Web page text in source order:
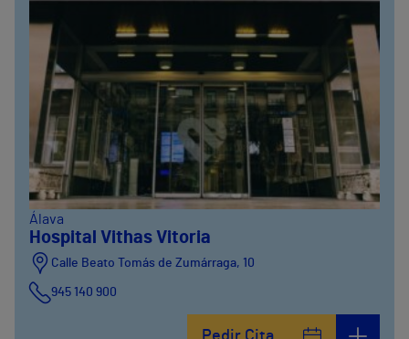
Álava
Hospital Vithas Vitoria
Calle Beato Tomás de Zumárraga, 10
945 140 900